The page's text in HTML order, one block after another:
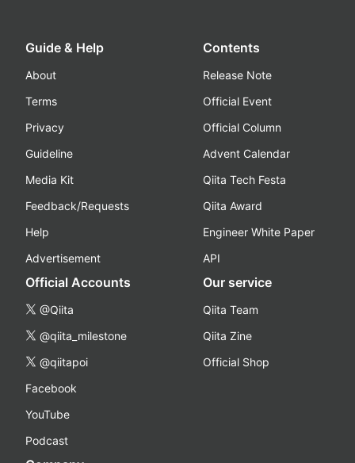
Guide & Help
About
Terms
Privacy
Guideline
Media Kit
Feedback/Requests
Help
Advertisement
Contents
Release Note
Official Event
Official Column
Advent Calendar
Qiita Tech Festa
Qiita Award
Engineer White Paper
API
Official Accounts
@Qiita
@qiita_milestone
@qiitapoi
Facebook
YouTube
Podcast
Our service
Qiita Team
Qiita Zine
Official Shop